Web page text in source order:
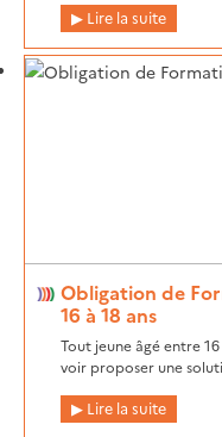
Lire la suite
Obligation de
16 à 18 ans
Tout jeune âgé entre
voir proposer une
Lire la suite